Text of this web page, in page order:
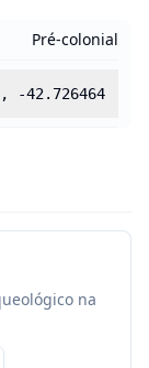
Pré-colonial
, -42.726464
na